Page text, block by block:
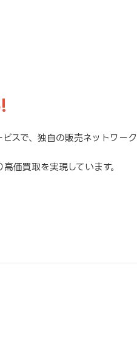
スで、独自の販売ネットワーク
価買取を実現しています。